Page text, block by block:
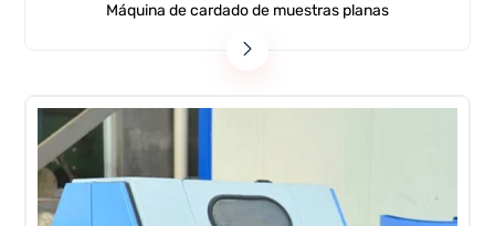
Máquina de cardado de muestras planas